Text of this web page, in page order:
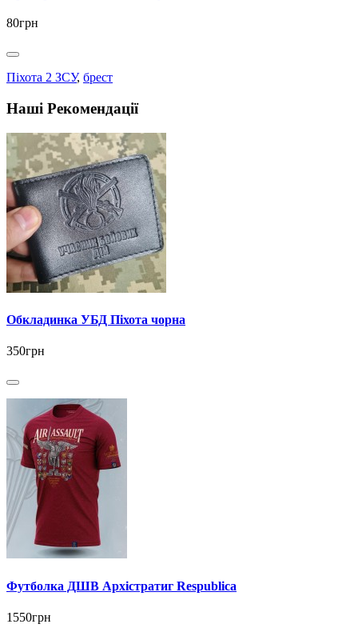
80грн
Піхота 2 ЗСУ, брест
Наші Рекомендації
Обкладинка УБД Піхота чорна
350грн
Футболка ДШВ Архістратиг Respublica
1550грн